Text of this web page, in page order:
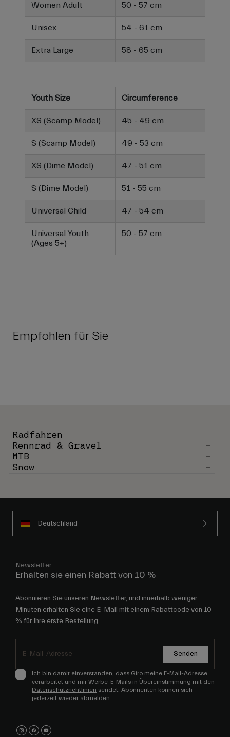
Women Adult 50 - 57 cm
Unisex 54 - 61 cm
Extra Large 58 - 65 cm
Youth Size Circumference
XS (Scamp Model) 45 - 49 cm
S (Scamp Model) 49 - 53 cm
XS (Dime Model) 47 - 51 cm
S (Dime Model) 51 - 55 cm
Universal Child 47 - 54 cm
Universal Youth
(Ages 5+)
50 - 57 cm
Empfohlen für Sie
Radfahren
Rennrad & Gravel
MTB
Snow
Deutschland
Newsletter
Erhalten sie einen Rabatt von 10 %
Abonnieren Sie unseren Newsletter, und innerhalb weniger
Minuten erhalten Sie eine E-Mail mit einem Rabattcode von 10
% für Ihre erste Bestellung.
Senden
Ich bin damit einverstanden, dass Giro meine E-Mail-Adresse
verarbeitet und mir Werbe-E-Mails in Übereinstimmung mit den
Datenschutzrichtlinien sendet. Abonnenten können sich
jederzeit wieder abmelden.